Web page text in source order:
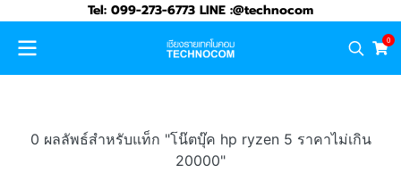
Tel: 099-273-6773 LINE :@technocom
0
0 ผลลัพธ์สำหรับแท็ก "โน๊ตบุ๊ค hp ryzen 5 ราคาไม่เกิน
20000"